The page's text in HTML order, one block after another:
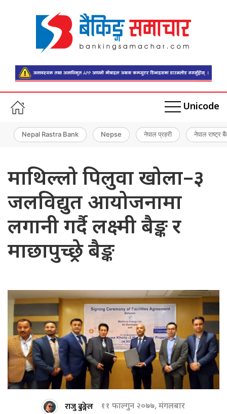
Unicode
Nepal Rastra Bank Nepse नेपाल प्रहरी नेपाल राष्ट्र
माथिल्लो पिलुवा खोला–३
जलविद्युत आयोजनामा
लगानी गर्दै लक्ष्मी बैङ्क र
माछापुच्छ्रे बैङ्क
राजु ढुङ्गेल ११ फाल्गुन २०७७, मंगलबार